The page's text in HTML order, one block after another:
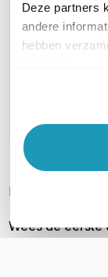
Deze partners
andere
hebben
OVER DIT
REVIEWS
Wees de eerste